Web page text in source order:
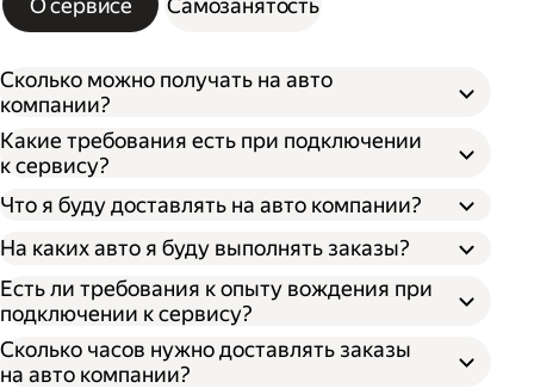
Сколько можно получать на авто
компании?
Какие требования есть при подключении
к сервису?
Что я буду доставлять на авто компании?
На каких авто я буду выполнять заказы?
Есть ли требования к опыту вождения при
подключении к сервису?
Сколько часов нужно доставлять заказы
на авто компании?